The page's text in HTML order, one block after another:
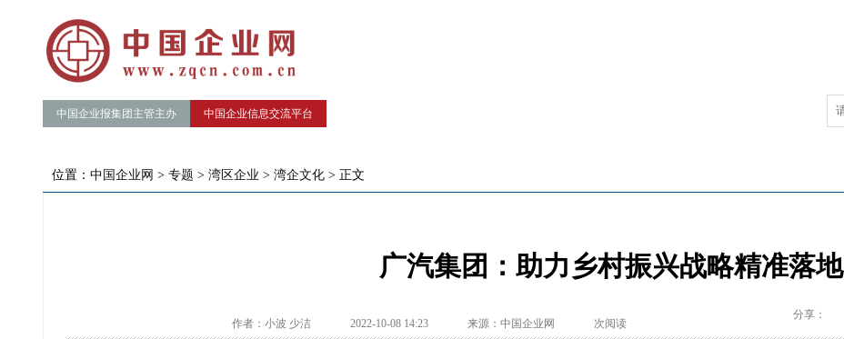
中国企业报集团主管主办 中国企业信息交流平台
位置： 中国企业网 > 专题 > 湾区企业 > 湾企文化 > 正文
广汽集团：助力乡村振兴战略精准落地
作者：小波 少洁 2022-10-08 14:23 来源：中国企业网 次阅读
分享：